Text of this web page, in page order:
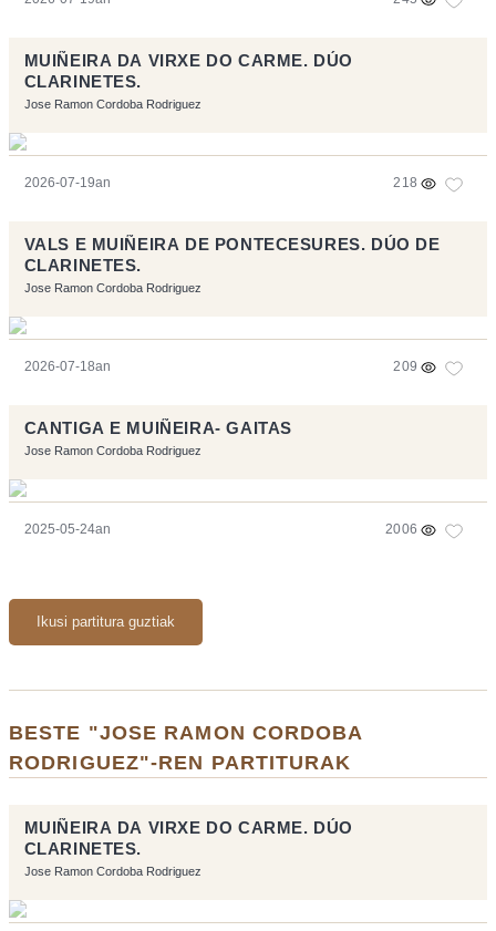
MUIÑEIRA DA VIRXE DO CARME. DÚO
CLARINETES.
Jose Ramon Cordoba Rodriguez
2026-07-19an 218
VALS E MUIÑEIRA DE PONTECESURES. DÚO DE
CLARINETES.
Jose Ramon Cordoba Rodriguez
2026-07-18an 209
CANTIGA E MUIÑEIRA- GAITAS
Jose Ramon Cordoba Rodriguez
2025-05-24an 2006
Ikusi partitura guztiak
BESTE "JOSE RAMON CORDOBA
RODRIGUEZ"-REN PARTITURAK
MUIÑEIRA DA VIRXE DO CARME. DÚO
CLARINETES.
Jose Ramon Cordoba Rodriguez